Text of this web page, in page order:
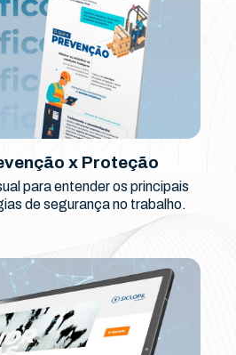
x Proteção
para entender os principais
de segurança no trabalho.